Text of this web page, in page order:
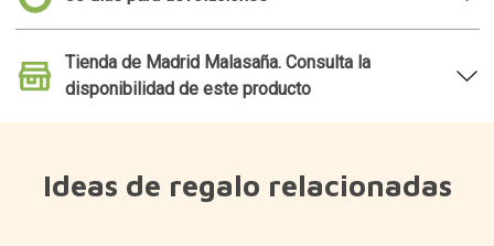
30 días para devoluciones
Tienda de Madrid Malasaña. Consulta la
disponibilidad de este producto
Ideas de regalo relacionadas